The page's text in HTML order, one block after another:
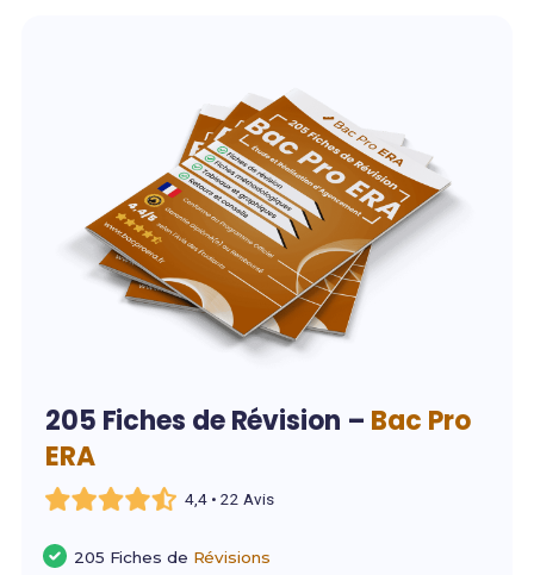
205 Fiches de Révision – Bac Pro
ERA
4,4 • 22 Avis
205 Fiches de Révisions